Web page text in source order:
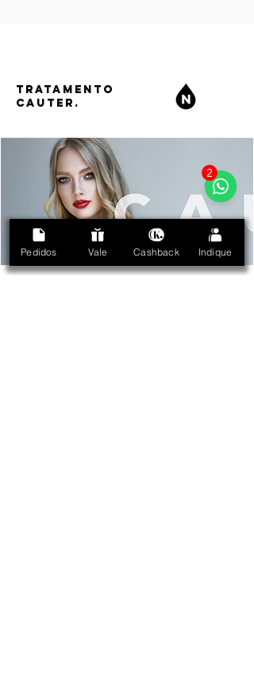
TRATAMENTO
CAUTER.
Pedidos Vale Cashback Indique
2